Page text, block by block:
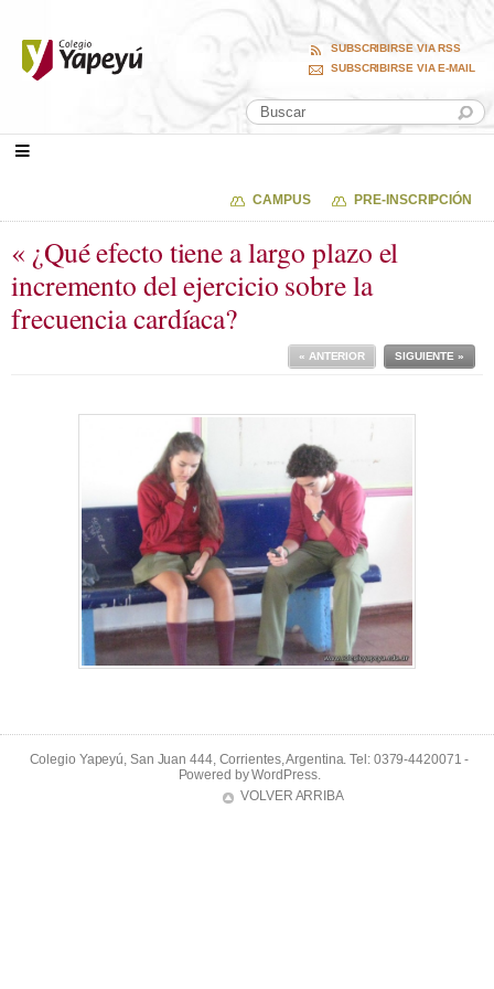
SUBSCRIBIRSE VIA RSS
SUBSCRIBIRSE VIA E-MAIL
CAMPUS PRE-INSCRIPCIÓN
« ¿Qué efecto tiene a largo plazo el
incremento del ejercicio sobre la
frecuencia cardíaca?
SIGUIENTE »
« ANTERIOR
Colegio Yapeyú, San Juan 444, Corrientes, Argentina. Tel: 0379-4420071 -
Powered byWordPress.
VOLVER ARRIBA